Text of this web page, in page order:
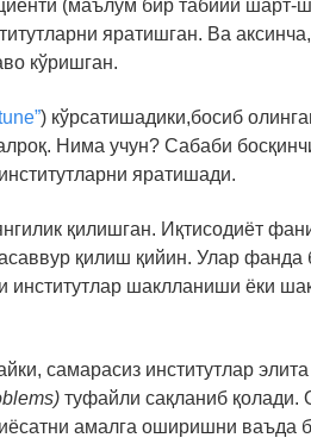
(маълум бир табиий шарт-
яратишган. Ва
кўришган.
) кўрсатишадики,босиб
Нима учун? Сабаби
яратишади.
қилишган. Иқтисодиёт
қилиш қийин. Улар фанда
институтлар шаклланиши ёки
самарасиз институтлар
туфайли сақланиб қолади.
амалга оширишни ваъда